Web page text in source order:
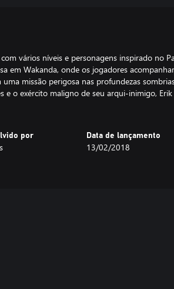
vários níveis e personagens inspirado no
em Wakanda, onde os jogadores
missão perigosa nas profundezas
o exército maligno de seu arqui-inimigo,
por Data de lançamento
13/02/2018